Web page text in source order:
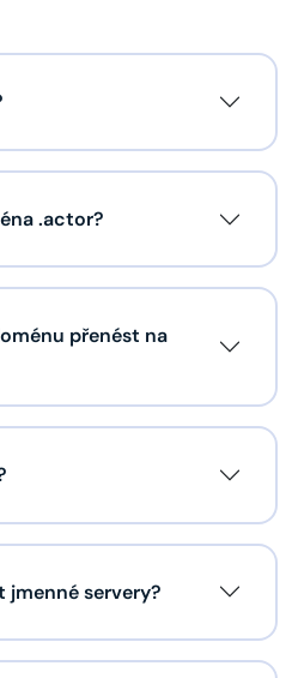
.actor?
přenést na
jmenné servery?